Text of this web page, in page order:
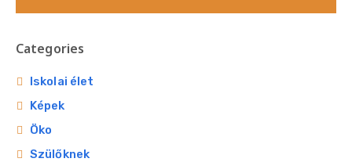
Categories
Iskolai élet
Képek
Öko
Szülőknek